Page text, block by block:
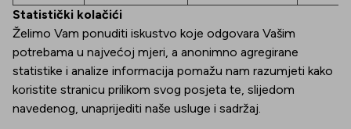
Statistički kolačići
Želimo Vam ponuditi iskustvo koje odgovara Vašim
potrebama u najvećoj mjeri, a anonimno agregirane
statistike i analize informacija pomažu nam razumjeti kako
koristite stranicu prilikom svog posjeta te, slijedom
navedenog, unaprijediti naše usluge i sadržaj.